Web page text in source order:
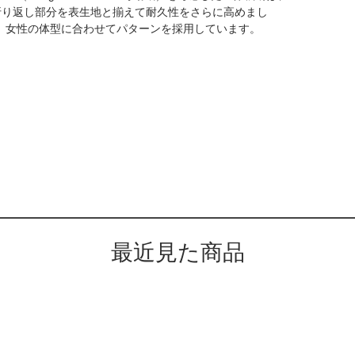
返し部分を表生地と揃えて耐久性をさらに高めまし
性の体型に合わせてパターンを採用しています。
最近見た商品